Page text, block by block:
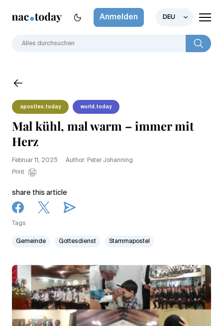
Anmelden DEU
apostles.today world.today
Mal kühl, mal warm – immer mit
Herz
Februar 11, 2025
Author: Peter Johanning
Print
share this article
Tags
Gemeinde Gottesdienst Stammapostel